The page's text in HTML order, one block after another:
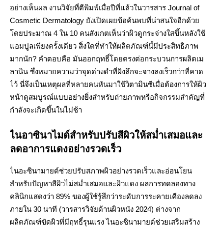
อย่างเห็นผล งานวิจัยที่ตีพิมพ์เมื่อปีที่แล้วในวารสาร Journal of
Cosmetic Dermatology ยังเปิดเผยข้อค้นพบที่น่าสนใจอีกด้วย
โดยประมาณ 4 ใน 10 คนสังเกตเห็นว่าผิวดูกระจ่างใสขึ้นหลังใช้
แอมปูลเพียงครั้งเดียว สิ่งใดที่ทำให้ผลิตภัณฑ์นี้มีประสิทธิภาพ
มากนัก? คำตอบคือ มันออกฤทธิ์โดยตรงต่อกระบวนการผลิตเม
ลานิน ซึ่งหมายความว่าจุดด่างดำที่ฝังลึกจะจางลงเร็วกว่าที่คาด
ไว้ นี่จึงเป็นเหตุผลที่หลายคนหันมาใช้วิตามินซีเมื่อต้องการให้ผิว
หน้าดูสมบูรณ์แบบอย่างยิ่งสำหรับถ่ายภาพหรือกิจกรรมสำคัญที่
กำลังจะเกิดขึ้นในไม่ช้า
ไนอาซินาไมด์สำหรับปรับสีผิวให้สม่ำเสมอและ
ลดอาการแดงอย่างรวดเร็ว
ไนอะซินามายด์ช่วยปรับสภาพผิวอย่างรวดเร็วและอ่อนโยน
สำหรับปัญหาสีผิวไม่สม่ำเสมอและผิวแดง ผลการทดลองทาง
คลินิกแสดงว่า 89% ของผู้ใช้รู้สึกว่าระดับการระคายเคืองลดลง
ภายใน 30 นาที (วารสารวิจัยด้านผิวหนัง 2024) ต่างจาก
ผลิตภัณฑ์ขัดผิวที่มีฤทธิ์รุนแรง ไนอะซินามายด์ช่วยเสริมสร้าง